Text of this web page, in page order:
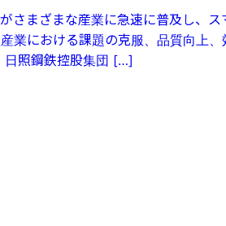
さまざまな産業に急速に普及し、ス
業における課題の克服、品質向上
日照鋼鉄控股集団 […]